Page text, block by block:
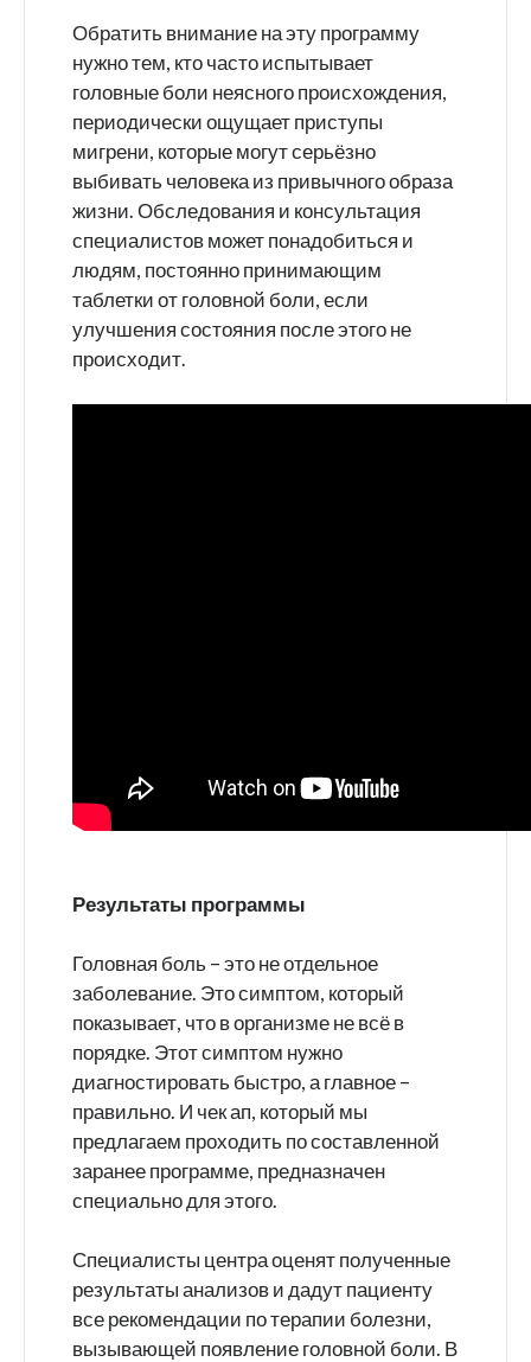
Обратить внимание на эту программу
нужно тем, кто часто испытывает
головные боли неясного происхождения,
периодически ощущает приступы
мигрени, которые могут серьёзно
выбивать человека из привычного образа
жизни. Обследования и консультация
специалистов может понадобиться и
людям, постоянно принимающим
таблетки от головной боли, если
улучшения состояния после этого не
происходит.
Результаты программы
Головная боль – это не отдельное
заболевание. Это симптом, который
показывает, что в организме не всё в
порядке. Этот симптом нужно
диагностировать быстро, а главное –
правильно. И чек ап, который мы
предлагаем проходить по составленной
заранее программе, предназначен
специально для этого.
Специалисты центра оценят полученные
результаты анализов и дадут пациенту
все рекомендации по терапии болезни,
вызывающей появление головной боли. В